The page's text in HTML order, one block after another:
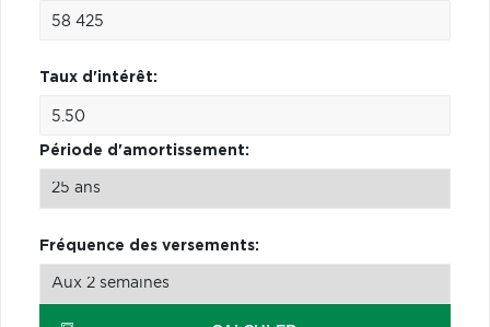
Taux d'intérêt:
Période d'amortissement:
Fréquence des versements: